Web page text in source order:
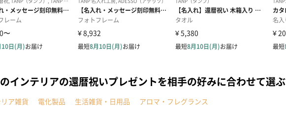
インテリアの還暦祝いプレゼントを相手の好みに合わせて選ぶ
ア雑貨 電化製品 生活雑貨・日用品 アロマ・フレグランス